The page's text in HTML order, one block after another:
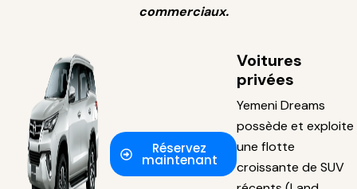
commerciaux.
Réservez
maintenant
Voitures
privées
Yemeni Dreams
possède et exploite
une flotte
croissante de SUV